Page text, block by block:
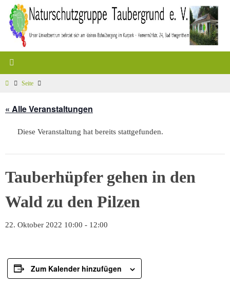
Zum
Inhalt
springen
StartSeite
« Alle Veranstaltungen
Diese Veranstaltung hat bereits stattgefunden.
Tauberhüpfer gehen in den
Wald zu den Pilzen
22. Oktober 2022 10:00 - 12:00
Zum Kalender hinzufügen